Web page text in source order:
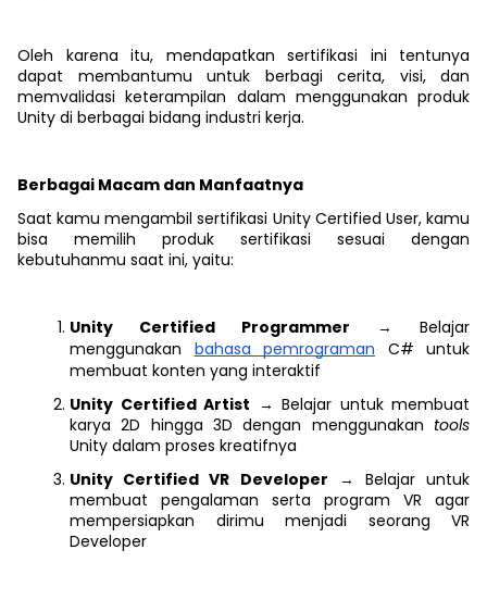
Oleh karena itu, mendapatkan sertifikasi ini tentunya
dapat membantumu untuk berbagi cerita, visi, dan
memvalidasi keterampilan dalam menggunakan produk
Unity di berbagai bidang industri kerja.
Berbagai Macam dan Manfaatnya
Saat kamu mengambil sertifikasi Unity Certified User, kamu
bisa memilih produk sertifikasi sesuai dengan
kebutuhanmu saat ini, yaitu:
Unity Certified Programmer → Belajar
menggunakan bahasa pemrograman C# untuk
membuat konten yang interaktif
Unity Certified Artist → Belajar untuk membuat
karya 2D hingga 3D dengan menggunakan tools
Unity dalam proses kreatifnya
Unity Certified VR Developer → Belajar untuk
membuat pengalaman serta program VR agar
mempersiapkan dirimu menjadi seorang VR
Developer